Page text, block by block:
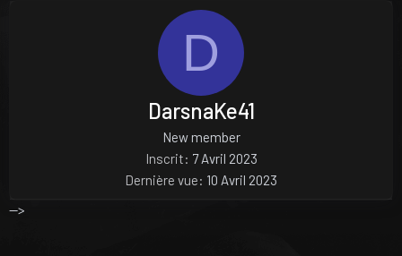
D
DarsnaKe41
New member
Inscrit
7 Avril 2023
Dernière vue
10 Avril 2023
-->